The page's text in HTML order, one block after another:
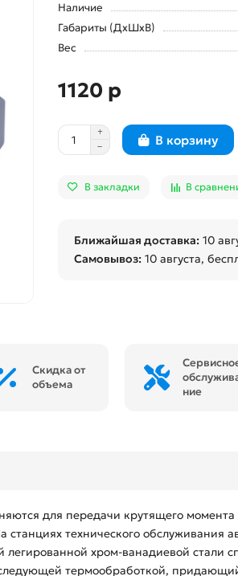
Наличие
Габариты (ДхШхВ)
Вес
1120 р
В корзину
В закладки В
Ближайшая доставка: 10
Самовывоз: 10 августа,
Скидка от
объема
ние
для передачи крутящего
технического обслуживания
хром-ванадиевой стали
термообработкой,